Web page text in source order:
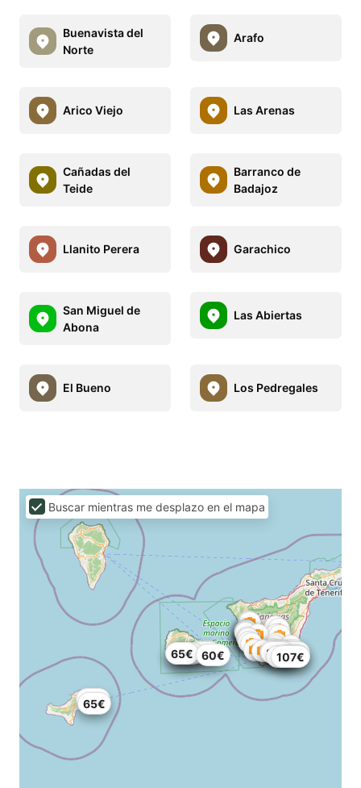
Buenavista del
Norte
Arafo
Arico Viejo Las Arenas
Cañadas del
Teide
Barranco de
Badajoz
Llanito Perera Garachico
San Miguel de
Abona
Las Abiertas
El Bueno Los Pedregales
40€
48€
50€
50€
53€ 60€ 60€
63€64€
65€
65€
67€
70€ 80€
85€ 94€107€
Buscar mientras me desplazo en el mapa